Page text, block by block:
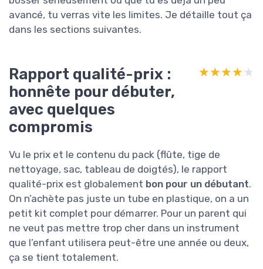
avancé, tu verras vite les limites. Je détaille tout ça
dans les sections suivantes.
Rapport qualité-prix :
honnête pour débuter,
avec quelques
compromis
★★★★★
★★★★★
Vu le prix et le contenu du pack (flûte, tige de
nettoyage, sac, tableau de doigtés), le rapport
qualité-prix est globalement bon pour un débutant.
On n’achète pas juste un tube en plastique, on a un
petit kit complet pour démarrer. Pour un parent qui
ne veut pas mettre trop cher dans un instrument
que l’enfant utilisera peut-être une année ou deux,
ça se tient totalement.